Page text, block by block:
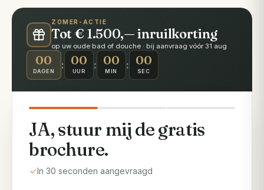
ZOMER-ACTIE
Tot € 1.500,— inruilkorting
op uw oude bad of douche · bij aanvraag vóór 31 aug
00
DAGEN
: 00
UUR
: 00
MIN
: 00
SEC
JA, stuur mij de gratis
brochure.
In 30 seconden aangevraagd